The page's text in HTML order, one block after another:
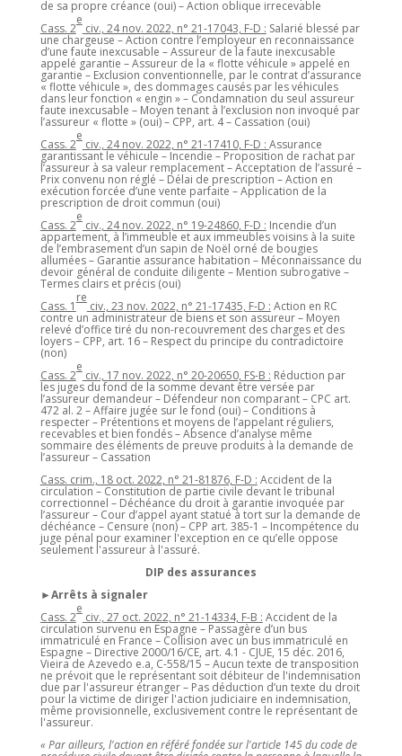
de sa propre créance (oui) – Action oblique irrecevable
Cass. 2
e
civ., 24 nov. 2022, n° 21-17043, F-D : Salarié blessé par
une chargeuse – Action contre l’employeur en reconnaissance
d’une faute inexcusable – Assureur de la faute inexcusable
appelé garantie – Assureur de la « flotte véhicule » appelé en
garantie – Exclusion conventionnelle, par le contrat d’assurance
« flotte véhicule », des dommages causés par les véhicules
dans leur fonction « engin » – Condamnation du seul assureur
faute inexcusable – Moyen tenant à l’exclusion non invoqué par
l’assureur « flotte » (oui) – CPP, art. 4 – Cassation (oui)
Cass. 2
e
civ., 24 nov. 2022, n° 21-17410, F-D : Assurance
garantissant le véhicule – Incendie – Proposition de rachat par
l’assureur à sa valeur remplacement – Acceptation de l’assuré –
Prix convenu non réglé – Délai de prescription – Action en
exécution forcée d’une vente parfaite – Application de la
prescription de droit commun (oui)
Cass. 2
e
civ., 24 nov. 2022, n° 19-24860, F-D : Incendie d’un
appartement, à l’immeuble et aux immeubles voisins à la suite
de l’embrasement d’un sapin de Noël orné de bougies
allumées – Garantie assurance habitation – Méconnaissance du
devoir général de conduite diligente – Mention subrogative –
Termes clairs et précis (oui)
Cass. 1
re
civ., 23 nov. 2022, n° 21-17435, F-D : Action en RC
contre un administrateur de biens et son assureur – Moyen
relevé d’office tiré du non-recouvrement des charges et des
loyers – CPP, art. 16 – Respect du principe du contradictoire
(non)
Cass. 2
e
civ., 17 nov. 2022, n° 20-20650, FS-B : Réduction par
les juges du fond de la somme devant être versée par
l’assureur demandeur – Défendeur non comparant – CPC art.
472 al. 2 – Affaire jugée sur le fond (oui) – Conditions à
respecter – Prétentions et moyens de l’appelant réguliers,
recevables et bien fondés – Absence d’analyse même
sommaire des éléments de preuve produits à la demande de
l’assureur – Cassation
Cass. crim., 18 oct. 2022, n° 21-81876, F-D : Accident de la
circulation – Constitution de partie civile devant le tribunal
correctionnel – Déchéance du droit à garantie invoquée par
l’assureur – Cour d’appel ayant statué à tort sur la demande de
déchéance – Censure (non) – CPP art. 385-1 – Incompétence du
juge pénal pour examiner l'exception en ce qu’elle oppose
seulement l'assureur à l'assuré.
DIP des assurances
►Arrêts à signaler
Cass. 2
e
civ., 27 oct. 2022, n° 21-14334, F-B : Accident de la
circulation survenu en Espagne – Passagère d’un bus
immatriculé en France – Collision avec un bus immatriculé en
Espagne – Directive 2000/16/CE, art. 4.1 - CJUE, 15 déc. 2016,
Vieira de Azevedo e.a, C-558/15 – Aucun texte de transposition
ne prévoit que le représentant soit débiteur de l'indemnisation
due par l'assureur étranger – Pas déduction d’un texte du droit
pour la victime de diriger l'action judiciaire en indemnisation,
même provisionnelle, exclusivement contre le représentant de
l'assureur.
« Par ailleurs, l'action en référé fondée sur l'article 145 du code de